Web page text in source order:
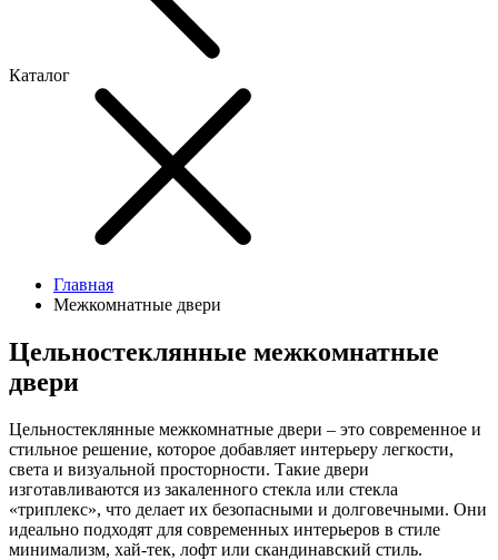
Каталог
Главная
Межкомнатные двери
Цельностеклянные межкомнатные
двери
Цельностеклянные межкомнатные двери – это современное и
стильное решение, которое добавляет интерьеру легкости,
света и визуальной просторности. Такие двери
изготавливаются из закаленного стекла или стекла
«триплекс», что делает их безопасными и долговечными. Они
идеально подходят для современных интерьеров в стиле
минимализм, хай-тек, лофт или скандинавский стиль.